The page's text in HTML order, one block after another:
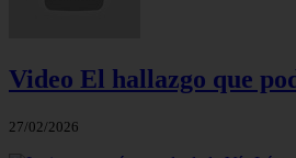
Video El hallazgo que
27/02/2026